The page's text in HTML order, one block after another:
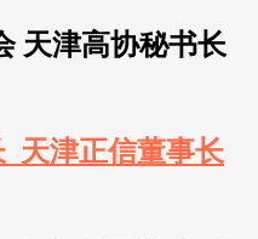
天津高协秘书长